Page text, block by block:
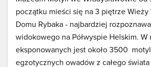
początku mieści się na 3 piętrze
Domu Rybaka - najbardziej
widokowego na Półwyspie Helskim. W
eksponowanych jest około 3500
egzotycznych owadów z całego świata